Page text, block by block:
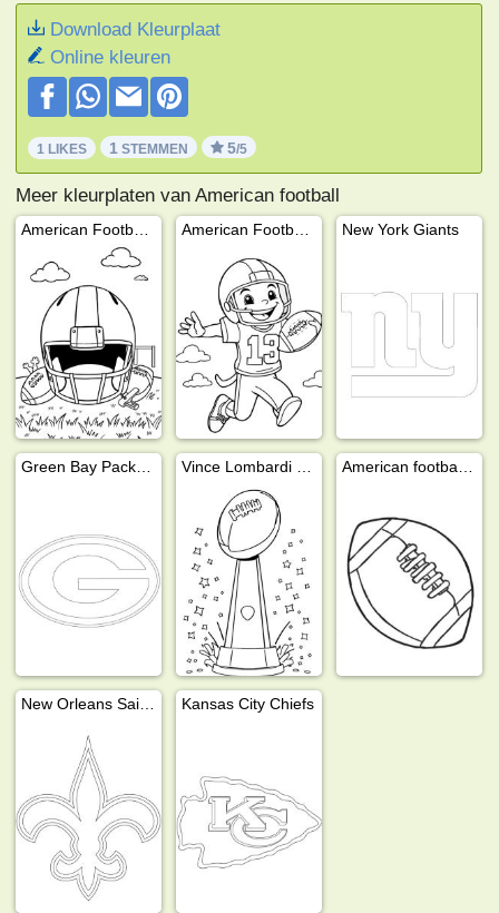
Download Kleurplaat
Online kleuren
1 LIKES 1 STEMMEN 5/5
Meer kleurplaten van American football
New York Giants
Kansas City Chiefs